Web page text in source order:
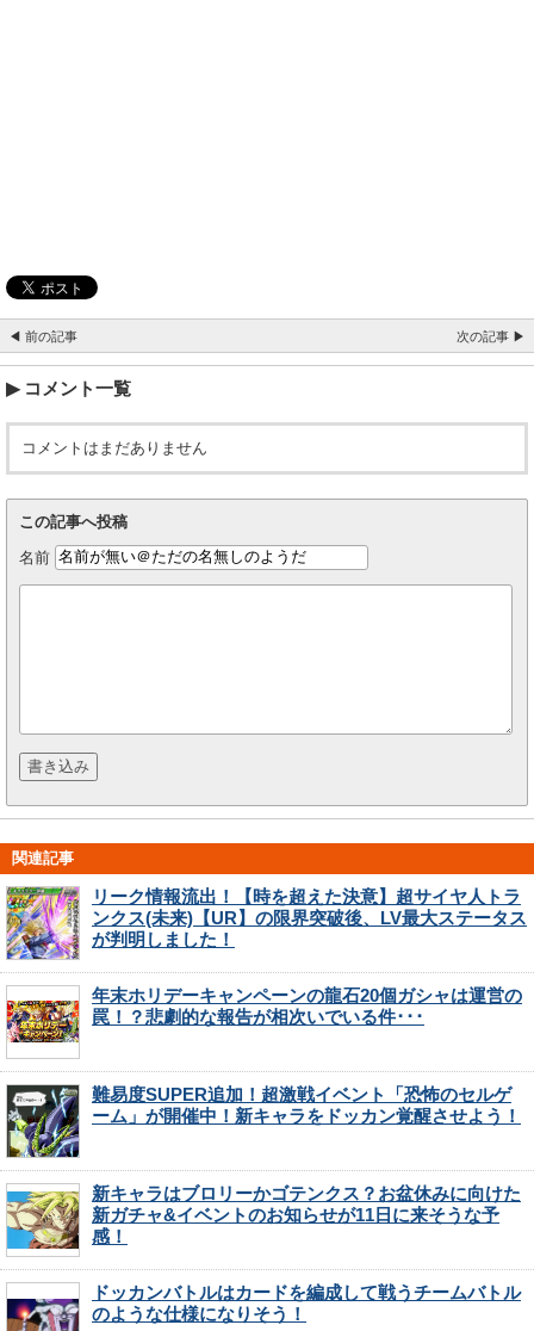
◀ 前の記事 次の記事 ▶
コメント一覧
コメントはまだありません
この記事へ投稿
名前
関連記事
リーク情報流出！【時を超えた決意】超サイヤ人トラ
ンクス(未来)【UR】の限界突破後、LV最大ステータス
が判明しました！
年末ホリデーキャンペーンの龍石20個ガシャは運営の
罠！？悲劇的な報告が相次いでいる件･･･
難易度SUPER追加！超激戦イベント「恐怖のセルゲ
ーム」が開催中！新キャラをドッカン覚醒させよう！
新キャラはブロリーかゴテンクス？お盆休みに向けた
新ガチャ&イベントのお知らせが11日に来そうな予
感！
ドッカンバトルはカードを編成して戦うチームバトル
のような仕様になりそう！